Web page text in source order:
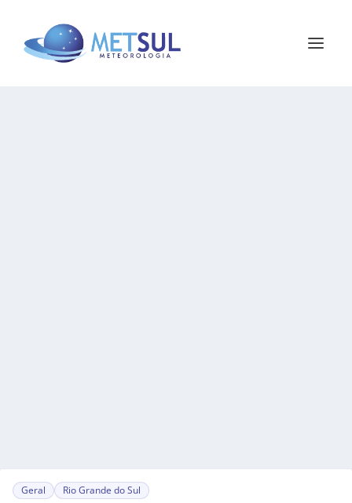
Geral Rio Grande do Sul